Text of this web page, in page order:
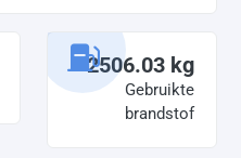
2506.03 kg
Gebruikte
brandstof